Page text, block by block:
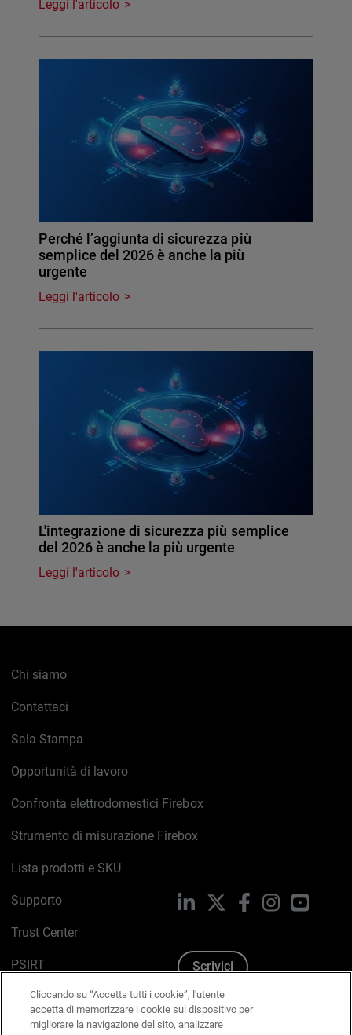
Leggi l'articolo
Perché l’aggiunta di sicurezza più
semplice del 2026 è anche la più
urgente
Leggi l'articolo
L'integrazione di sicurezza più semplice
del 2026 è anche la più urgente
Leggi l'articolo
Chi siamo
Contattaci
Sala Stampa
Opportunità di lavoro
Confronta elettrodomestici Firebox
Strumento di misurazione Firebox
Lista prodotti e SKU
Supporto
Trust Center
PSIRT
Politica sui cookie
Informativa sulla privacy
LinkedIn FacebookInstagram
Scrivici
Cliccando su “Accetta tutti i cookie”, l'utente
accetta di memorizzare i cookie sul dispositivo per
migliorare la navigazione del sito, analizzare